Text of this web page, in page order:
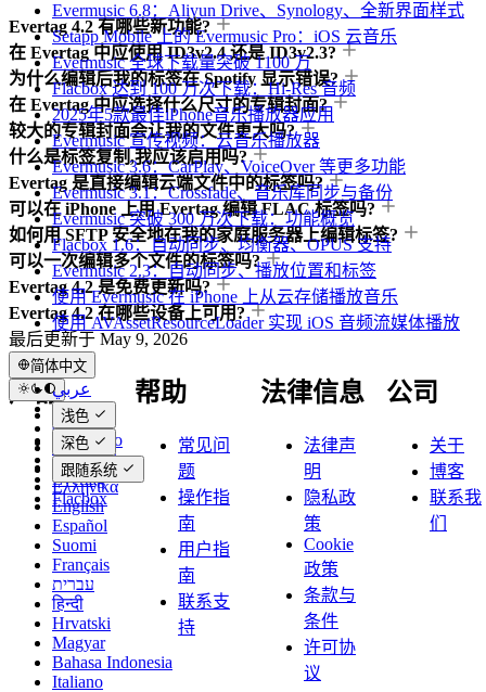
Evermusic 6.8：Aliyun Drive、Synology、全新界面样式
Setapp Mobile 上的 Evermusic Pro：iOS 云音乐
Evermusic 全球下载量突破 1100 万
Flacbox 达到 100 万次下载：Hi-Res 音频
2025年5款最佳iPhone音乐播放器应用
Evermusic 宣传视频：云音乐播放器
Evermusic 3.6：CarPlay、VoiceOver 等更多功能
Evermusic 3.1：Crossfade、音乐库同步与备份
Evermusic 突破 300 万次下载：功能概览
Flacbox 1.6：自动同步、均衡器、OPUS 支持
Evermusic 2.3：自动同步、播放位置和标签
使用 Evermusic 在 iPhone 上从云存储播放音乐
使用 AVAssetResourceLoader 实现 iOS 音频流媒体播放
简体中文
عربي
Català
Čeština
Dansk
Deutsch
Ελληνικά
English
Español
Suomi
Français
עברית
हिन्दी
Hrvatski
Magyar
Bahasa Indonesia
Italiano
浅色
深色
跟随系统
Evertag 4.2 有哪些新功能?
在 Evertag 中应使用 ID3v2.4 还是 ID3v2.3?
为什么编辑后我的标签在 Spotify 显示错误?
在 Evertag 中应选择什么尺寸的专辑封面?
较大的专辑封面会让我的文件更大吗?
什么是标签复制,我应该启用吗?
Evertag 是直接编辑云端文件中的标签吗?
可以在 iPhone 上用 Evertag 编辑 FLAC 标签吗?
如何用 SFTP 安全地在我的家庭服务器上编辑标签?
可以一次编辑多个文件的标签吗?
Evertag 4.2 是免费更新吗?
Evertag 4.2 在哪些设备上可用?
最后更新于 May 9, 2026
产品
Evervideo
Evermusic
Evertag
Flacbox
帮助
常见问
题
操作指
南
用户指
南
联系支
持
法律信息
法律声
明
隐私政
策
Cookie
政策
条款与
条件
许可协
议
公司
关于
博客
联系我
们